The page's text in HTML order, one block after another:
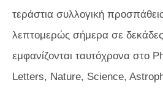
τεράστια συλλογική
λεπτομερώς σήμερα σε
εμφανίζονται ταυτόχρονα στο
Letters, Nature, Science,